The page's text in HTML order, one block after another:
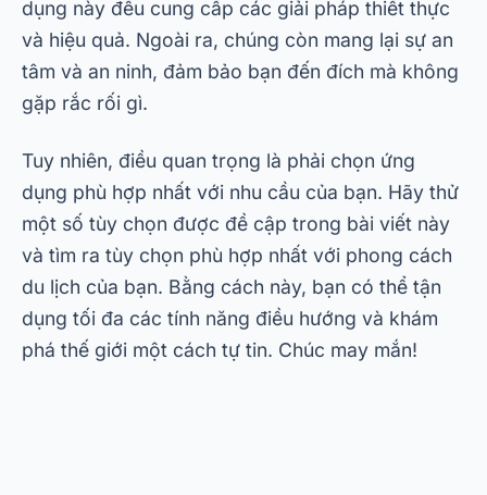
dụng này đều cung cấp các giải pháp thiết thực
và hiệu quả. Ngoài ra, chúng còn mang lại sự an
tâm và an ninh, đảm bảo bạn đến đích mà không
gặp rắc rối gì.
Tuy nhiên, điều quan trọng là phải chọn ứng
dụng phù hợp nhất với nhu cầu của bạn. Hãy thử
một số tùy chọn được đề cập trong bài viết này
và tìm ra tùy chọn phù hợp nhất với phong cách
du lịch của bạn. Bằng cách này, bạn có thể tận
dụng tối đa các tính năng điều hướng và khám
phá thế giới một cách tự tin. Chúc may mắn!